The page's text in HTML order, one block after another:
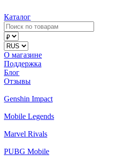
Каталог
О магазине
Поддержка
Блог
Отзывы
Genshin Impact
Mobile Legends
Marvel Rivals
PUBG Mobile